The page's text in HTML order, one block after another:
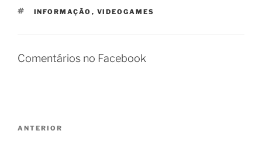
TAGS
INFORMAÇÃO , VIDEOGAMES
Comentários no Facebook
Post
ANTERIOR